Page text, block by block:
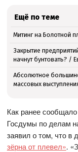
Ещё по теме
Митинг на Болотной
Закрытие
начнут бунтовать? /
Абсолютное
массовых
Как ранее сообщало
Госдумы по делам
заявил о том, что в
зёрна от плевел».